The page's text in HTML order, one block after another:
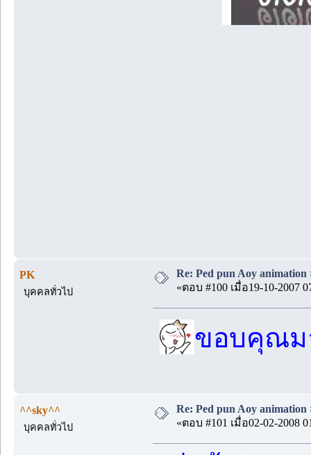
PK
บุคคลทั่วไป
Re: Ped pun Aoy
«ตอบ #100 เมื่อ19-10-2007
ขอบคุณม
^^sky^^
บุคคลทั่วไป
Re: Ped pun Aoy
«ตอบ #101 เมื่อ02-02-2008